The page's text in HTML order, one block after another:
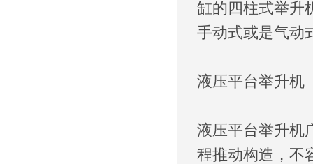
缸的四柱式举升
手动式或是气动
液压平台举升机
液压平台举升机
程推动构造，不